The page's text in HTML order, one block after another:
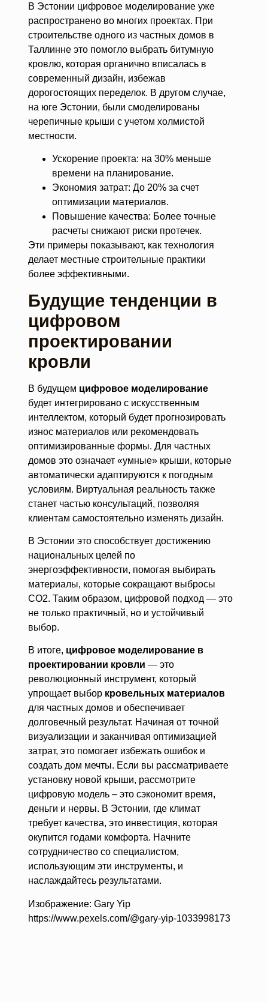
В Эстонии цифровое моделирование уже
распространено во многих проектах. При
строительстве одного из частных домов в
Таллинне это помогло выбрать битумную
кровлю, которая органично вписалась в
современный дизайн, избежав
дорогостоящих переделок. В другом случае,
на юге Эстонии, были смоделированы
черепичные крыши с учетом холмистой
местности.
Ускорение проекта: на 30% меньше
времени на планирование.
Экономия затрат: До 20% за счет
оптимизации материалов.
Повышение качества: Более точные
расчеты снижают риски протечек.
Эти примеры показывают, как технология
делает местные строительные практики
более эффективными.
Будущие тенденции в
цифровом
проектировании
кровли
В будущем цифровое моделирование
будет интегрировано с искусственным
интеллектом, который будет прогнозировать
износ материалов или рекомендовать
оптимизированные формы. Для частных
домов это означает «умные» крыши, которые
автоматически адаптируются к погодным
условиям. Виртуальная реальность также
станет частью консультаций, позволяя
клиентам самостоятельно изменять дизайн.
В Эстонии это способствует достижению
национальных целей по
энергоэффективности, помогая выбирать
материалы, которые сокращают выбросы
CO2. Таким образом, цифровой подход — это
не только практичный, но и устойчивый
выбор.
В итоге, цифровое моделирование в
проектировании кровли — это
революционный инструмент, который
упрощает выбор кровельных материалов
для частных домов и обеспечивает
долговечный результат. Начиная от точной
визуализации и заканчивая оптимизацией
затрат, это помогает избежать ошибок и
создать дом мечты. Если вы рассматриваете
установку новой крыши, рассмотрите
цифровую модель – это сэкономит время,
деньги и нервы. В Эстонии, где климат
требует качества, это инвестиция, которая
окупится годами комфорта. Начните
сотрудничество со специалистом,
использующим эти инструменты, и
наслаждайтесь результатами.
Изображение: Gary Yip
https://www.pexels.com/@gary-yip-1033998173